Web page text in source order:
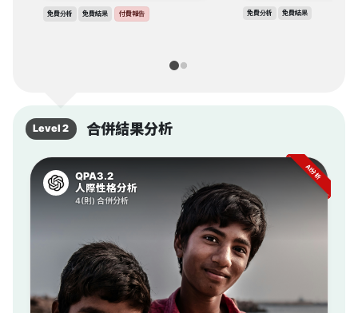
免費分析 免費結果 付費報告 免費分析 免費結果
Level 2 合併結果分析
AI分析
QPA3.2
人際性格分析
4(則) 合併分析